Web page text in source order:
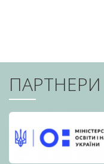
ПАРТНЕРИ